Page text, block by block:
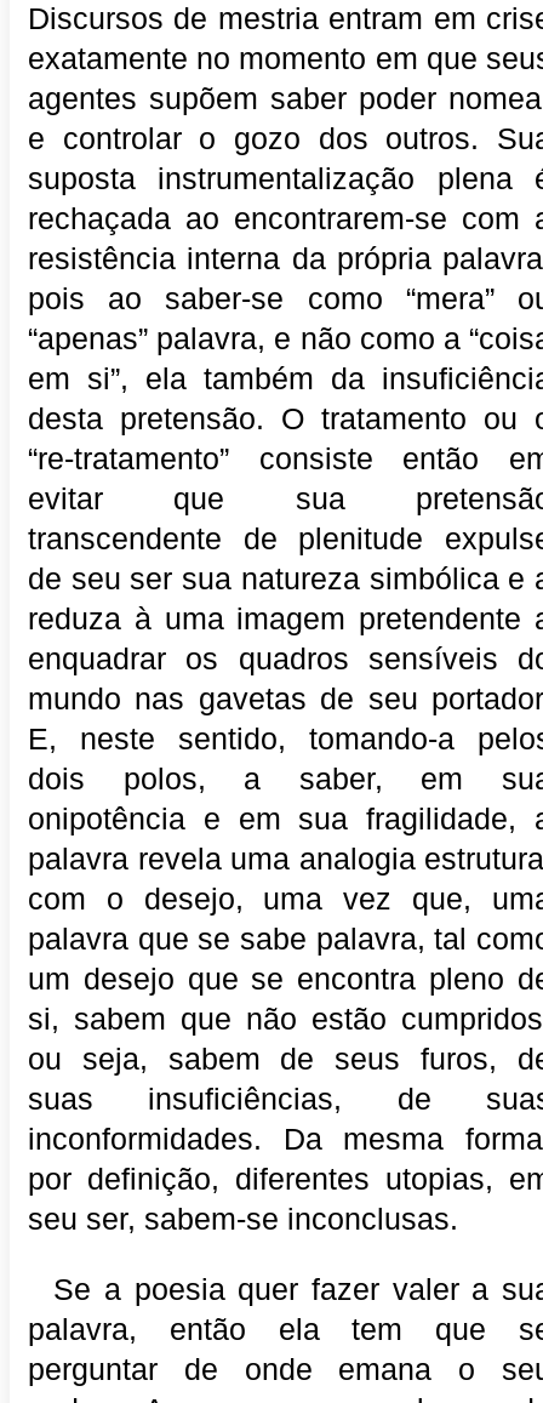
Discursos de mestria entram em
exatamente no momento em que
agentes supõem saber poder
e controlar o gozo dos outros.
suposta instrumentalização plena
rechaçada ao encontrarem-se com
resistência interna da própria
pois ao saber-se como “mera”
“apenas” palavra, e não como a
em si”, ela também da
desta pretensão. O tratamento ou
“re-tratamento” consiste então
evitar que sua
transcendente de plenitude
de seu ser sua natureza simbólica e
reduza à uma imagem pretendente
enquadrar os quadros sensíveis
mundo nas gavetas de seu
E, neste sentido, tomando-a
dois polos, a saber, em
onipotência e em sua fragilidade,
palavra revela uma analogia
com o desejo, uma vez que,
palavra que se sabe palavra, tal
um desejo que se encontra pleno
si, sabem que não estão
ou seja, sabem de seus furos,
suas insuficiências, de
inconformidades. Da mesma
por definição, diferentes utopias,
seu ser, sabem-se inconclusas.
Se a poesia quer fazer valer a
palavra, então ela tem que
perguntar de onde emana o